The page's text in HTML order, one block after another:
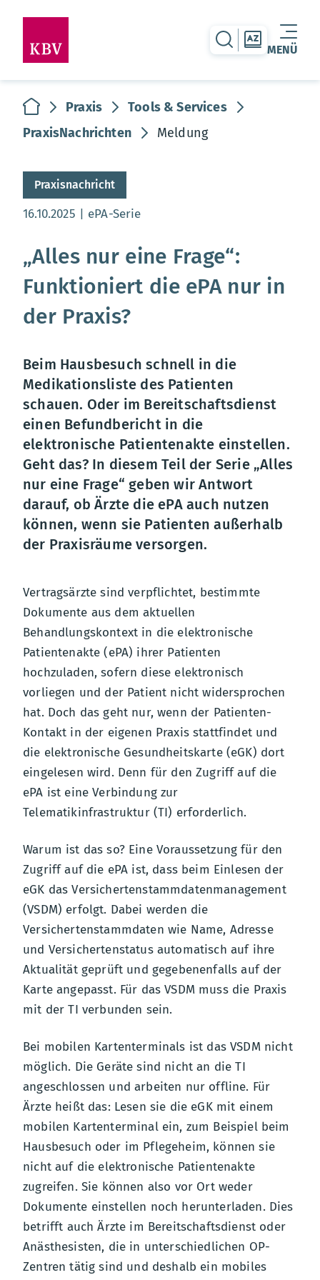
MENÜ
Warenkorb leer
zur Suche-Seite
zur
zur Startseite
Praxis
Tools & Services
PraxisNachrichten
Meldung
Praxisnachricht
Aktualisierungsdatum:
16.10.2025 ePA-Serie
„Alles nur eine Frage“:
Funktioniert die ePA nur in
der Praxis?
Beim Hausbesuch schnell in die
Medikationsliste des Patienten
schauen. Oder im Bereitschaftsdienst
einen Befundbericht in die
elektronische Patientenakte einstellen.
Geht das? In diesem Teil der Serie „Alles
nur eine Frage“ geben wir Antwort
darauf, ob Ärzte die ePA auch nutzen
können, wenn sie Patienten außerhalb
der Praxisräume versorgen.
Vertragsärzte sind verpflichtet, bestimmte
Dokumente aus dem aktuellen
Behandlungskontext in die elektronische
Patientenakte (ePA) ihrer Patienten
hochzuladen, sofern diese elektronisch
vorliegen und der Patient nicht widersprochen
hat. Doch das geht nur, wenn der Patienten-
Kontakt in der eigenen Praxis stattfindet und
die elektronische Gesundheitskarte (eGK) dort
eingelesen wird. Denn für den Zugriff auf die
ePA ist eine Verbindung zur
Telematikinfrastruktur (TI) erforderlich.
Warum ist das so? Eine Voraussetzung für den
Zugriff auf die ePA ist, dass beim Einlesen der
eGK das Versichertenstammdatenmanagement
(VSDM) erfolgt. Dabei werden die
Versichertenstammdaten wie Name, Adresse
und Versichertenstatus automatisch auf ihre
Aktualität geprüft und gegebenenfalls auf der
Karte angepasst. Für das VSDM muss die Praxis
mit der TI verbunden sein.
Bei mobilen Kartenterminals ist das VSDM nicht
möglich. Die Geräte sind nicht an die TI
angeschlossen und arbeiten nur offline. Für
Ärzte heißt das: Lesen sie die eGK mit einem
mobilen Kartenterminal ein, zum Beispiel beim
Hausbesuch oder im Pflegeheim, können sie
nicht auf die elektronische Patientenakte
zugreifen. Sie können also vor Ort weder
Dokumente einstellen noch herunterladen. Dies
betrifft auch Ärzte im Bereitschaftsdienst oder
Anästhesisten, die in unterschiedlichen OP-
Zentren tätig sind und deshalb ein mobiles